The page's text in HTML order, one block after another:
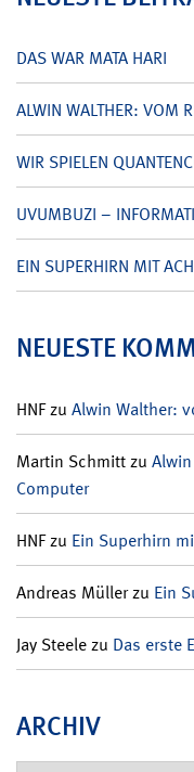
DAS WAR MATA HARI
ALWIN WALTHER: VOM
WIR SPIELEN
UVUMBUZI –
EIN SUPERHIRN MIT
NEUESTE
HNFzu Alwin Walther:
Martin Schmittzu
Computer
HNFzu Ein Superhirn
Andreas Müllerzu Ein
Jay Steelezu Das erste
ARCHIV